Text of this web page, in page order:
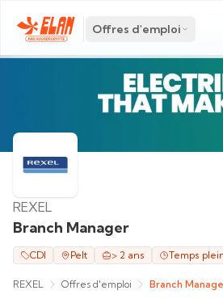
Offres d'emploi
Branch Manager
REXEL
CDI Pelt > 2 ans Temps
REXEL Offres d'emploi Branch